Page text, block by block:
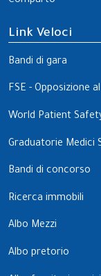
Link Veloci
Bandi di gara
FSE - Opposizione
World Patient
Graduatorie Medici
Bandi di concorso
Ricerca immobili
Albo Mezzi
Albo pretorio